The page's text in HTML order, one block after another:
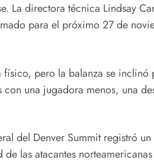
La directora técnica Lindsay
para el próximo 27 de
pero la balanza se inclinó
una jugadora menos, una
del Denver Summit registró
las atacantes